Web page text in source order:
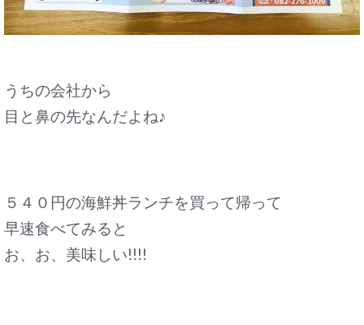
うちの会社から
目と鼻の先なんだよね♪
５４０円の海鮮丼ランチを買って帰って
早速食べてみると
お、お、美味しい!!!!